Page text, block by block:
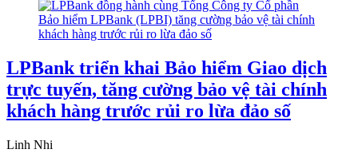
LPBank triển khai Bảo hiểm Giao dịch
trực tuyến, tăng cường bảo vệ tài chính
khách hàng trước rủi ro lừa đảo số
Linh Nhi